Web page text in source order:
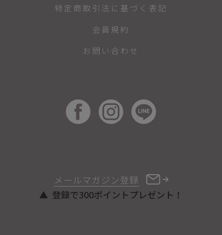
メールマガジン登録
登録で300ポイントプレゼント！
特定商取引法に基づく表記
会員規約
お問い合わせ